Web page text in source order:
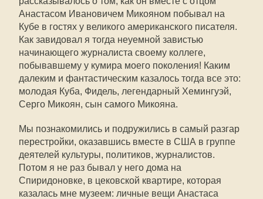
Анастасом Ивановичем Микояном побывал на
Кубе в гостях у великого американского писателя.
Как завидовал я тогда неуемной завистью
начинающего журналиста своему коллеге,
побывавшему у кумира моего поколения! Каким
далеким и фантастическим казалось тогда все это:
молодая Куба, Фидель, легендарный Хемингуэй,
Серго Микоян, сын самого Микояна.
Мы познакомились и подружились в самый разгар
перестройки, оказавшись вместе в США в группе
деятелей культуры, политиков, журналистов.
Потом я не раз бывал у него дома на
Спиридоновке, в цековской квартире, которая
казалась мне музеем: личные вещи Анастаса